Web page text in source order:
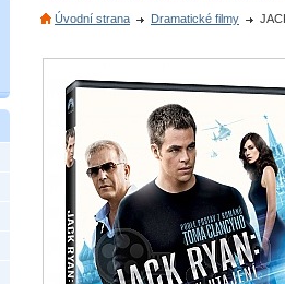
Úvodní strana Dramatické filmy